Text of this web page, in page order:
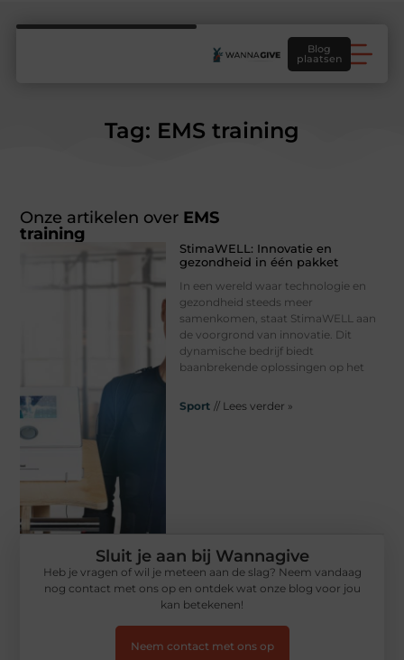
Blog
plaatsen
Tag: EMS training
Onze artikelen over EMS
training
StimaWELL: Innovatie en
gezondheid in één pakket
In een wereld waar technologie en
gezondheid steeds meer
samenkomen, staat StimaWELL aan
de voorgrond van innovatie. Dit
dynamische bedrijf biedt
baanbrekende oplossingen op het
Sport // Lees verder »
Sluit je aan bij Wannagive
Heb je vragen of wil je meteen aan de slag? Neem vandaag
nog contact met ons op en ontdek wat onze blog voor jou
kan betekenen!
Neem contact met ons op